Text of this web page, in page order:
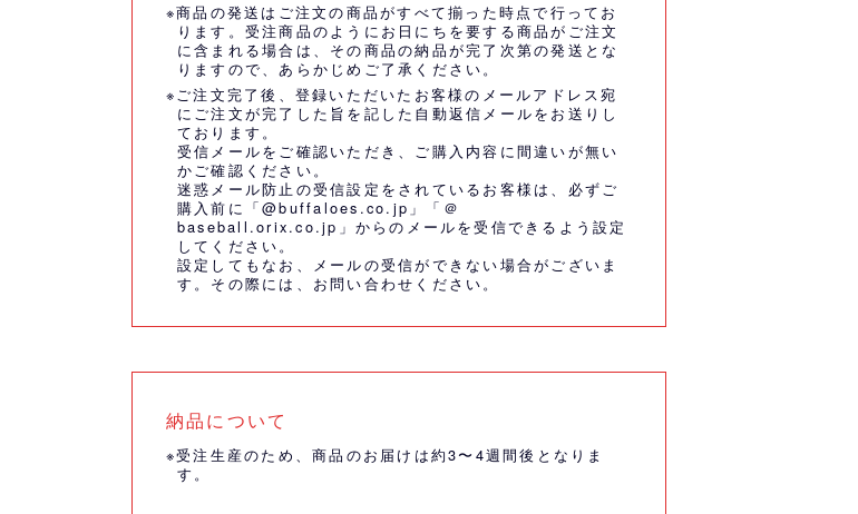
※商品の発送はご注文の商品がすべて揃った時点で行ってお
ります。受注商品のようにお日にちを要する商品がご注文
に含まれる場合は、その商品の納品が完了次第の発送とな
りますので、あらかじめご了承ください。
※ご注文完了後、登録いただいたお客様のメールアドレス宛
にご注文が完了した旨を記した自動返信メールをお送りし
ております。
受信メールをご確認いただき、ご購入内容に間違いが無い
かご確認ください。
迷惑メール防止の受信設定をされているお客様は、必ずご
購入前に「@buffaloes.co.jp」「＠
baseball.orix.co.jp」からのメールを受信できるよう設定
してください。
設定してもなお、メールの受信ができない場合がございま
す。その際には、 お問い合わせください。
納品について
※受注生産のため、商品のお届けは約3〜4週間後となりま
す。